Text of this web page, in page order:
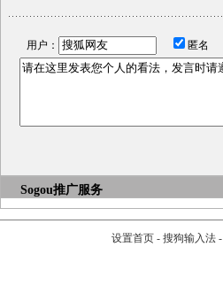
用户： 匿名
Sogou推广服务
设置首页- 搜狗输入法-